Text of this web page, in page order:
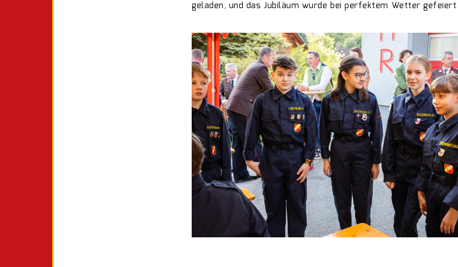
geladen, und das Jubiläum wurde bei perfektem Wetter gefeiert.